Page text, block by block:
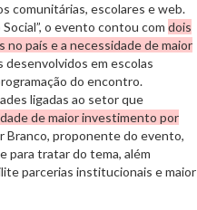
comunitárias, escolares e web.
o evento contou com dois
no país e a necessidade de maior
em escolas
do encontro.
ligadas ao setor que
de maior investimento por
Branco, proponente do evento,
para tratar do tema, além
parcerias institucionais e maior